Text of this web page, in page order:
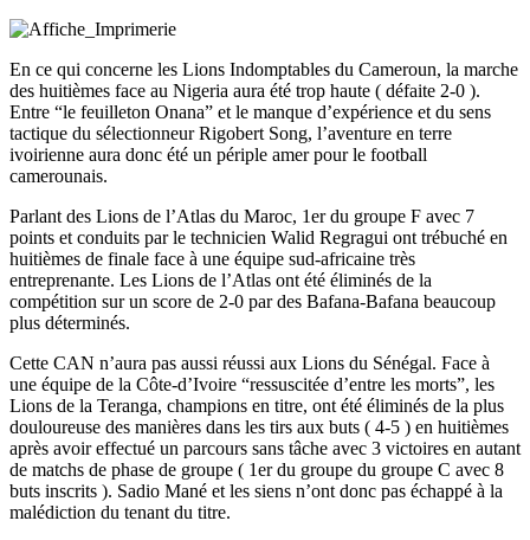
En ce qui concerne les Lions Indomptables du Cameroun, la marche
des huitièmes face au Nigeria aura été trop haute ( défaite 2-0 ).
Entre “le feuilleton Onana” et le manque d’expérience et du sens
tactique du sélectionneur Rigobert Song, l’aventure en terre
ivoirienne aura donc été un périple amer pour le football
camerounais.
Parlant des Lions de l’Atlas du Maroc, 1er du groupe F avec 7
points et conduits par le technicien Walid Regragui ont trébuché en
huitièmes de finale face à une équipe sud-africaine très
entreprenante. Les Lions de l’Atlas ont été éliminés de la
compétition sur un score de 2-0 par des Bafana-Bafana beaucoup
plus déterminés.
Cette CAN n’aura pas aussi réussi aux Lions du Sénégal. Face à
une équipe de la Côte-d’Ivoire “ressuscitée d’entre les morts”, les
Lions de la Teranga, champions en titre, ont été éliminés de la plus
douloureuse des manières dans les tirs aux buts ( 4-5 ) en huitièmes
après avoir effectué un parcours sans tâche avec 3 victoires en autant
de matchs de phase de groupe ( 1er du groupe du groupe C avec 8
buts inscrits ). Sadio Mané et les siens n’ont donc pas échappé à la
malédiction du tenant du titre.